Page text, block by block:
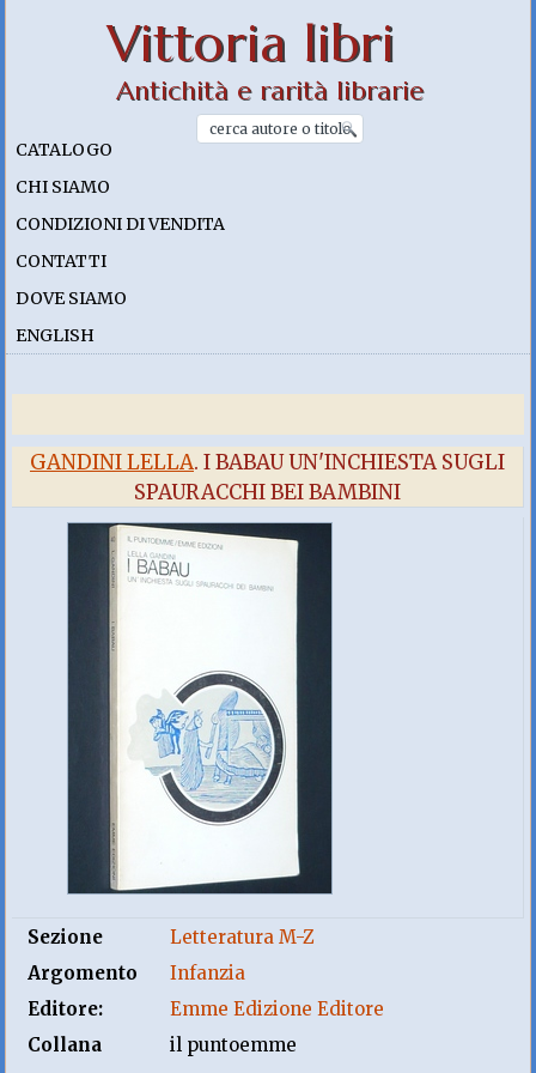
Vittoria libri
Antichità e rarità librarie
CATALOGO
CHI SIAMO
CONDIZIONI DI VENDITA
CONTATTI
DOVE SIAMO
ENGLISH
GANDINI LELLA. I BABAU UN'INCHIESTA SUGLI
SPAURACCHI BEI BAMBINI
Sezione
Letteratura M-Z
Argomento
Infanzia
Editore:
Emme Edizione Editore
Collana
il puntoemme